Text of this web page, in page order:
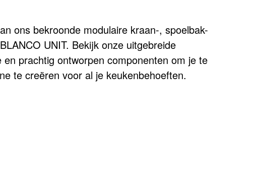
ons bekroonde modulaire kraan-, spoelbak-
UNIT. Bekijk onze uitgebreide
prachtig ontworpen componenten om je te
te creëren voor al je keukenbehoeften.